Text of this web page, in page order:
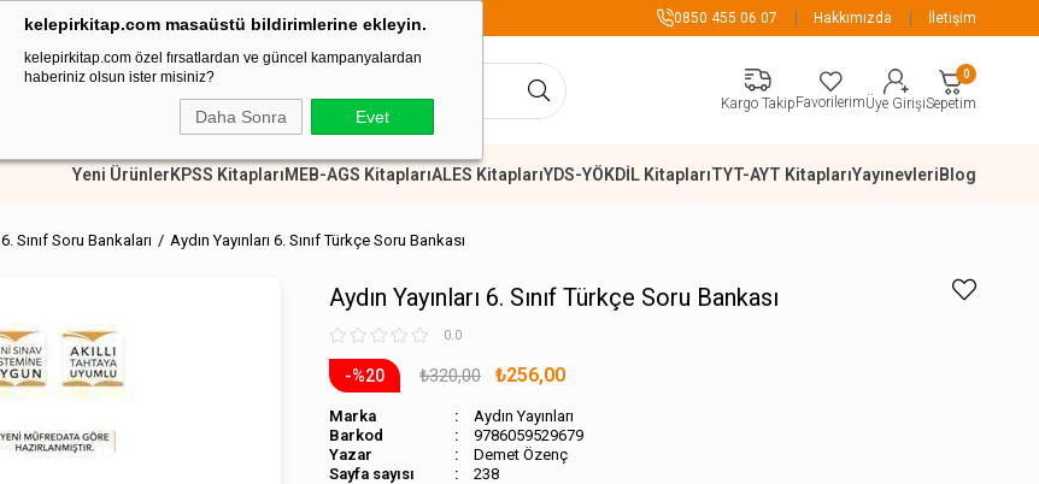
kelepirkitap.com masaüstü bildirimlerine ekleyin.
kelepirkitap.com özel fırsatlardan ve güncel kampanyalardan
haberiniz olsun ister misiniz?
Daha Sonra Evet
899 TL Üzeri Alışverişlerde Kargo Ücretsiz 899 TL Üzeri Alışverişlerde
0850 455 06 07 Hakkımızda İletişim
Kargo TakipFavorilerimÜye GirişiSepetim
0
Yeni ÜrünlerKPSS KitaplarıMEB-AGS KitaplarıALES KitaplarıYDS-YÖKDİL KitaplarıTYT-AYT KitaplarıYayınevleriBlog
6. Sınıf Soru Bankaları Aydın Yayınları 6. Sınıf Türkçe Soru Bankası
Aydın Yayınları 6. Sınıf Türkçe Soru Bankası
0.0
20 ₺320,00 ₺256,00
Marka
Aydın Yayınları
Barkod
9786059529679
Demet Özenç
Sayfa sayısı
238